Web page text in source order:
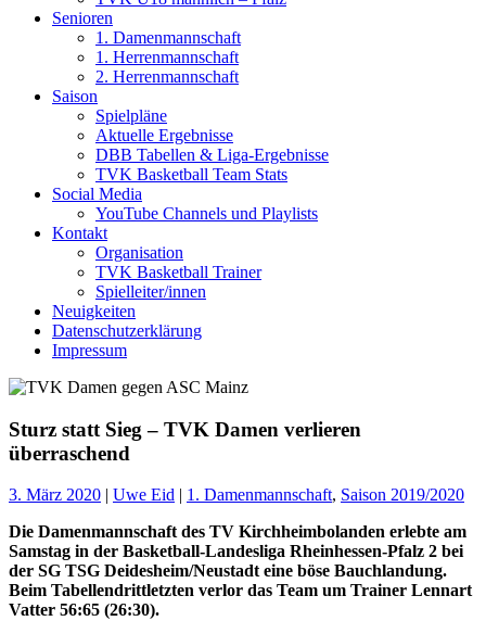
Senioren
1. Damenmannschaft
1. Herrenmannschaft
2. Herrenmannschaft
Saison
Spielpläne
Aktuelle Ergebnisse
DBB Tabellen & Liga-Ergebnisse
TVK Basketball Team Stats
Social Media
YouTube Channels und Playlists
Kontakt
Organisation
TVK Basketball Trainer
Spielleiter/innen
Neuigkeiten
Datenschutzerklärung
Impressum
Sturz statt Sieg – TVK Damen verlieren
überraschend
3. März 2020 | Uwe Eid | 1. Damenmannschaft, Saison 2019/2020
Die Damenmannschaft des TV Kirchheimbolanden erlebte am
Samstag in der Basketball-Landesliga Rheinhessen-Pfalz 2 bei
der SG TSG Deidesheim/Neustadt eine böse Bauchlandung.
Beim Tabellendrittletzten verlor das Team um Trainer Lennart
Vatter 56:65 (26:30).